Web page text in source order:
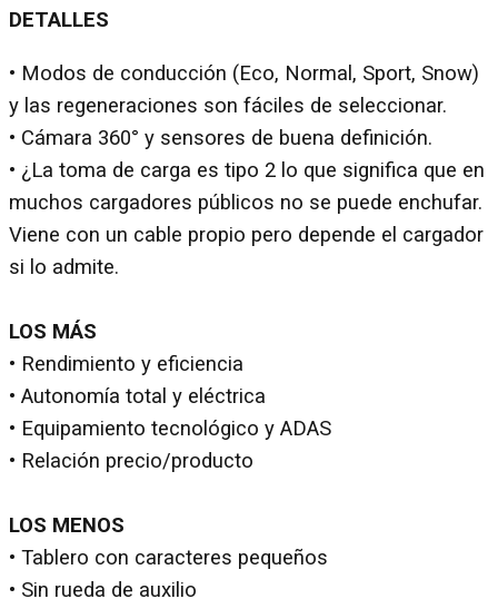
DETALLES
• Modos de conducción (Eco, Normal, Sport, Snow)
y las regeneraciones son fáciles de seleccionar.
• Cámara 360° y sensores de buena definición.
• ¿La toma de carga es tipo 2 lo que significa que en
muchos cargadores públicos no se puede enchufar.
Viene con un cable propio pero depende el cargador
si lo admite.
LOS MÁS
• Rendimiento y eficiencia
• Autonomía total y eléctrica
• Equipamiento tecnológico y ADAS
• Relación precio/producto
LOS MENOS
• Tablero con caracteres pequeños
• Sin rueda de auxilio